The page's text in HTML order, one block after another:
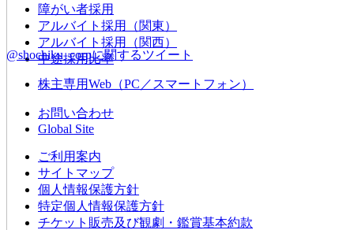
障がい者採用
アルバイト採用（関東）
アルバイト採用（関西）
中途採用比率
@shochiku_corpに関するツイート
株主専用Web（PC／スマートフォン）
お問い合わせ
Global Site
ご利用案内
サイトマップ
個人情報保護方針
特定個人情報保護方針
チケット販売及び観劇・鑑賞基本約款